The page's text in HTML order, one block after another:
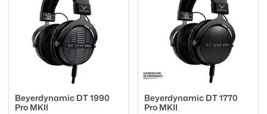
Beyerdynamic DT 1990
Pro MKII
Beyerdynamic DT 1770
Pro MKII